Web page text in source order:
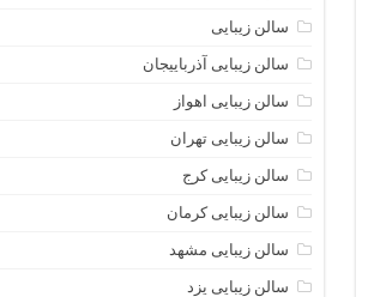
سالن زیبایی
سالن زیبایی آذرباییجان
سالن زیبایی اهواز
سالن زیبایی تهران
سالن زیبایی کرج
سالن زیبایی کرمان
سالن زیبایی مشهد
سالن زیبایی یزد